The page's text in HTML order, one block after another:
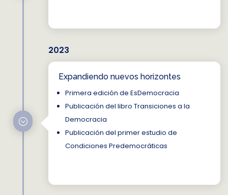
2023
;
Expandiendo nuevos horizontes
Primera edición de EsDemocracia
Publicación del libro Transiciones a la
Democracia
Publicación del primer estudio de
Condiciones Predemocráticas